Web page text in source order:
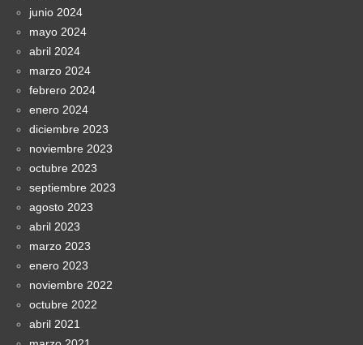
junio 2024
mayo 2024
abril 2024
marzo 2024
febrero 2024
enero 2024
diciembre 2023
noviembre 2023
octubre 2023
septiembre 2023
agosto 2023
abril 2023
marzo 2023
enero 2023
noviembre 2022
octubre 2022
abril 2021